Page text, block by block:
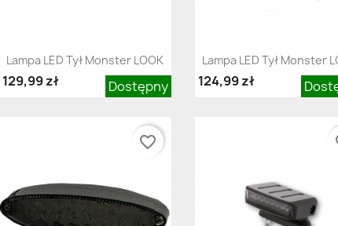
 Szybki podgląd
Lampa LED Tył Monster LOOK
Dostępny
129,99 zł
 Szybki podgląd
Lampa LED Tył Monster
124,99 zł
favorite_border